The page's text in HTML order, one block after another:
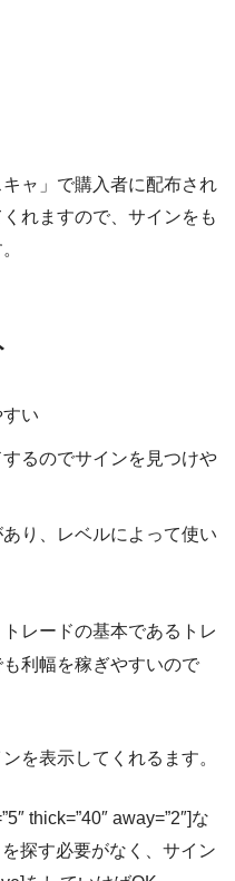
ャ」で購入者に配布され
れますので、サインをも
い
るのでサインを見つけや
り、レベルによって使い
レードの基本であるトレ
利幅を稼ぎやすいので
を表示してくれるます。
thick=”40″ away=”2″]な
探す必要がなく、サイン